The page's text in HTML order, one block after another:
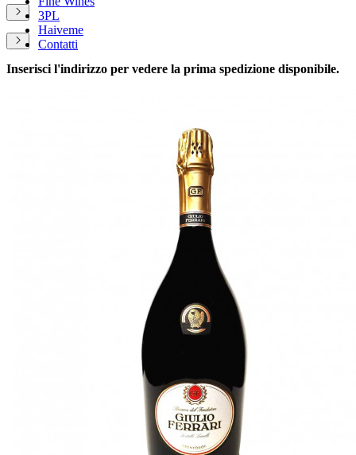
3PL
Haiveme
Contatti
Inserisci l'indirizzo per vedere la prima spedizione disponibile.